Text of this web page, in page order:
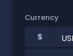
Currency
$